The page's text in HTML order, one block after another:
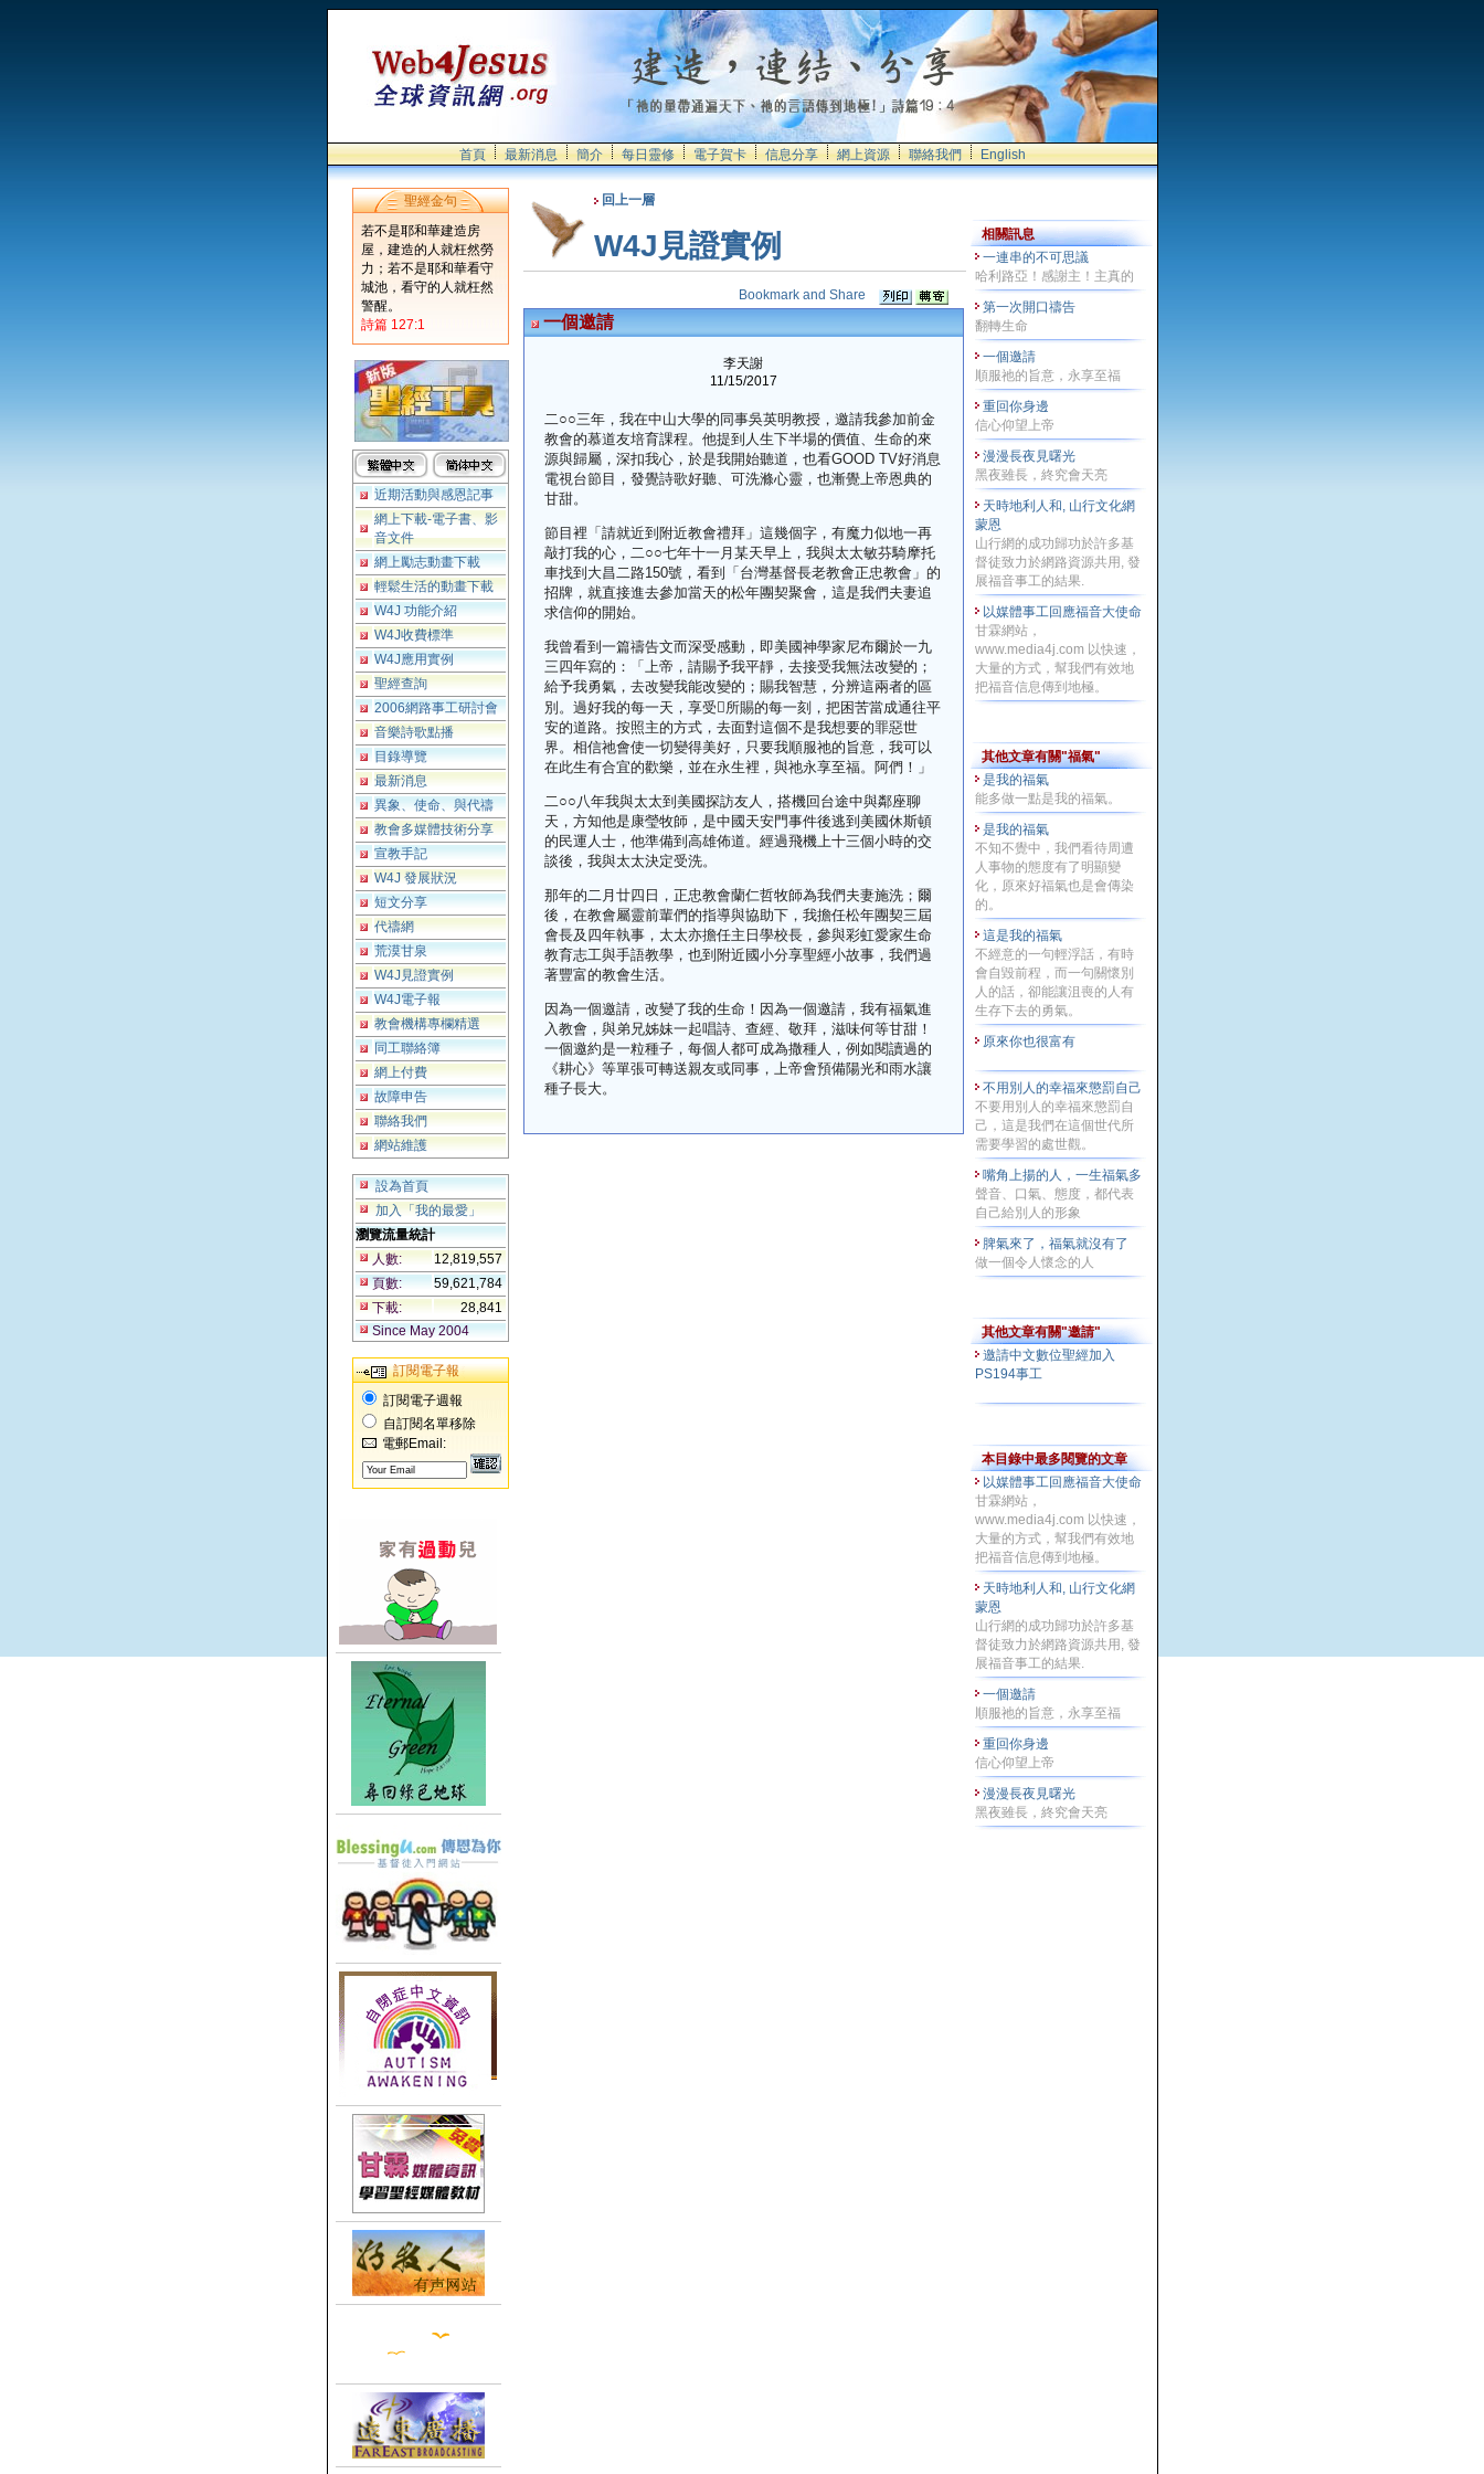
首頁 最新消息 簡介 每日靈修 電子賀卡 信息分享 網上資源 聯絡我們 English
聖經金句
若不是耶和華建造房
屋，建造的人就枉然勞
力；若不是耶和華看守
城池，看守的人就枉然
警醒。
詩篇 127:1
近期活動與感恩記事
網上下載-電子書、影
音文件
網上勵志動畫下載
輕鬆生活的動畫下載
W4J 功能介紹
W4J收費標準
W4J應用實例
聖經查詢
2006網路事工研討會
音樂詩歌點播
目錄導覽
最新消息
異象、使命、與代禱
教會多媒體技術分享
宣教手記
W4J 發展狀況
短文分享
代禱網
荒漠甘泉
W4J見證實例
W4J電子報
教會機構專欄精選
同工聯絡簿
網上付費
故障申告
聯絡我們
網站維護
設為首頁
加入「我的最愛」
瀏覽流量統計
人數:
12,819,557
頁數:
59,621,784
下載:
28,841
Since May 2004
訂閱電子報
訂閱電子週報
自訂閱名單移除
電郵Email:
回上一層
W4J見證實例
一個邀請
李天謝
11/15/2017
二○○三年，我在中山大學的同事吳英明教授，邀請我參加前金
教會的慕道友培育課程。他提到人生下半場的價值、生命的來
源與歸屬，深扣我心，於是我開始聽道，也看GOOD TV好消息
電視台節目，發覺詩歌好聽、可洗滌心靈，也漸覺上帝恩典的
甘甜。
節目裡「請就近到附近教會禮拜」這幾個字，有魔力似地一再
敲打我的心，二○○七年十一月某天早上，我與太太敏芬騎摩托
車找到大昌二路150號，看到「台灣基督長老教會正忠教會」的
招牌，就直接進去參加當天的松年團契聚會，這是我們夫妻追
求信仰的開始。
我曾看到一篇禱告文而深受感動，即美國神學家尼布爾於一九
三四年寫的：「上帝，請賜予我平靜，去接受我無法改變的；
給予我勇氣，去改變我能改變的；賜我智慧，分辨這兩者的區
別。過好我的每一天，享受  所賜的每一刻，把困苦當成通往平
安的道路。按照主的方式，去面對這個不是我想要的罪惡世
界。相信祂會使一切變得美好，只要我順服祂的旨意，我可以
在此生有合宜的歡樂，並在永生裡，與祂永享至福。阿們！」
二○○八年我與太太到美國探訪友人，搭機回台途中與鄰座聊
天，方知他是康瑩牧師，是中國天安門事件後逃到美國休斯頓
的民運人士，他準備到高雄佈道。經過飛機上十三個小時的交
談後，我與太太決定受洗。
那年的二月廿四日 ，正忠教會蘭仁哲牧師為我們夫妻施洗；爾
後，在教會屬靈前輩們的指導與協助下，我擔任松年團契三屆
會長及四年執事，太太亦擔任主日學校長，參與彩虹愛家生命
教育志工與手語教學，也到附近國小分享聖經小故事，我們過
著豐富的教會生活。
因為一個邀請，改變了我的生命！因為一個邀請，我有福氣進
入教會，與弟兄姊妹一起唱詩、查經、敬拜，滋味何等甘甜！
一個邀約是一粒種子，每個人都可成為撒種人，例如閱讀過的
《耕心》等單張可轉送親友或同事，上帝會預備陽光和雨水讓
種子長大。
相關訊息
一連串的不可思議
哈利路亞！感謝主！主真的
第一次開口禱告
翻轉生命
一個邀請
順服祂的旨意，永享至福
重回你身邊
信心仰望上帝
漫漫長夜見曙光
黑夜雖長，終究會天亮
天時地利人和, 山行文化網
蒙恩
山行網的成功歸功於許多基
督徒致力於網路資源共用, 發
展福音事工的結果.
以媒體事工回應福音大使命
甘霖網站，
www.media4j.com 以快速，
大量的方式，幫我們有效地
把福音信息傳到地極。
其他文章有關"福氣"
是我的福氣
能多做一點是我的福氣。
是我的福氣
不知不覺中，我們看待周遭
人事物的態度有了明顯變
化，原來好福氣也是會傳染
的。
這是我的福氣
不經意的一句輕浮話，有時
會自毀前程，而一句關懷別
人的話，卻能讓沮喪的人有
生存下去的勇氣。
原來你也很富有
不用別人的幸福來懲罰自己
不要用別人的幸福來懲罰自
己，這是我們在這個世代所
需要學習的處世觀。
嘴角上揚的人，一生福氣多
聲音、口氣、態度，都代表
自己給別人的形象
脾氣來了，福氣就沒有了
做一個令人懷念的人
其他文章有關"邀請"
邀請中文數位聖經加入
PS194事工
本目錄中最多閱覽的文章
以媒體事工回應福音大使命
甘霖網站，
www.media4j.com 以快速，
大量的方式，幫我們有效地
把福音信息傳到地極。
天時地利人和, 山行文化網
蒙恩
山行網的成功歸功於許多基
督徒致力於網路資源共用, 發
展福音事工的結果.
一個邀請
順服祂的旨意，永享至福
重回你身邊
信心仰望上帝
漫漫長夜見曙光
黑夜雖長，終究會天亮